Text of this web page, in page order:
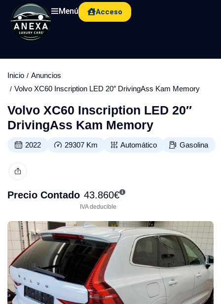
Menú Acceso
Inicio
Anuncios
Volvo XC60 Inscription LED 20″ DrivingAss Kam Memory
Volvo XC60 Inscription LED 20″
DrivingAss Kam Memory
2022 29307 Km Automático Gasolina
Precio Contado 43.860€
IVA deducible